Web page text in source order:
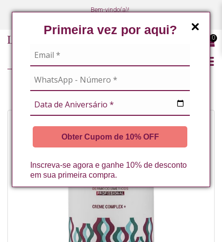
Primeira vez por aqui?
Obter Cupom de 10% OFF
Inscreva-se agora e ganhe 10% de desconto
em sua primeira compra.
Bem-vindo(a)!
0